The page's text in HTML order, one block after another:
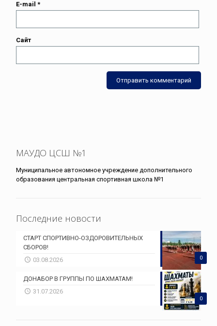
E-mail *
Сайт
МАУДО ЦСШ №1
Муниципальное автономное учреждение дополнительного
образования центральная спортивная школа №1
Последние новости
0
СТАРТ СПОРТИВНО-ОЗДОРОВИТЕЛЬНЫХ
СБОРОВ!
03.08.2026
0
ДОНАБОР В ГРУППЫ ПО ШАХМАТАМ!
31.07.2026